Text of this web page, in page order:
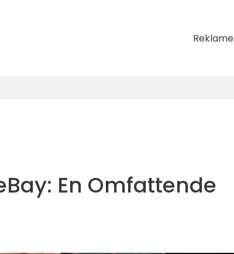
Reklame
En Omfattende